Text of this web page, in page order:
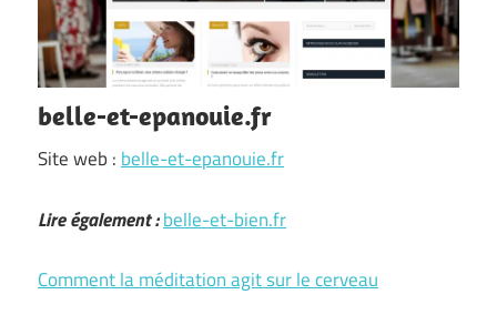
belle-et-epanouie.fr
Site web : belle-et-epanouie.fr
Lire également :belle-et-bien.fr
Comment la méditation agit sur le cerveau